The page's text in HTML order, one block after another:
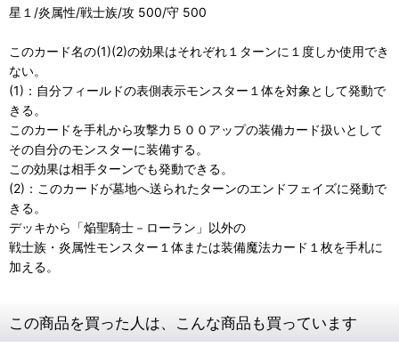
星１/炎属性/戦士族/攻 500/守 500
このカード名の(1)(2)の効果はそれぞれ１ターンに１度しか使用でき
ない。
(1)：自分フィールドの表側表示モンスター１体を対象として発動で
きる。
このカードを手札から攻撃力５００アップの装備カード扱いとして
その自分のモンスターに装備する。
この効果は相手ターンでも発動できる。
(2)：このカードが墓地へ送られたターンのエンドフェイズに発動で
きる。
デッキから「焔聖騎士－ローラン」以外の
戦士族・炎属性モンスター１体または装備魔法カード１枚を手札に
加える。
この商品を買った人は、こんな商品も買っています